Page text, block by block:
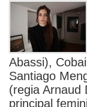
Abassi),
Santiago
(regia Arnaud
principal